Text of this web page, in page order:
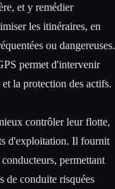
et y remédier
les itinéraires, en
ou dangereuses.
permet d'intervenir
la protection des actifs.
contrôler leur flotte,
d'exploitation. Il fournit
permettant
de conduite risquées